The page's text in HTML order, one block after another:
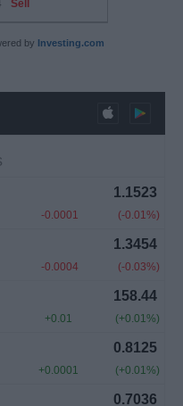
by Investing.com